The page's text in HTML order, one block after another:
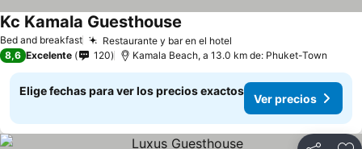
Bed and breakfast Restaurante y bar en el hotel
Kc Kamala Guesthouse
8,6 Excelente 120 Kamala Beach, a 13.0 km de: Phuket-Town
Elige fechas para ver los precios exactos
Ver precios